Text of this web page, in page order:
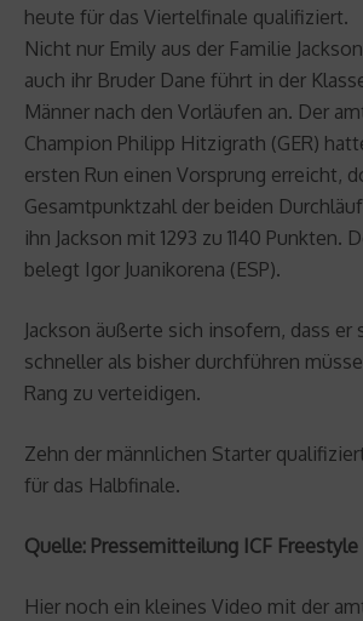
heute für das Viertelfinale qualifiziert.
Nicht nur Emily aus der Familie
auch ihr Bruder Dane führt in der
Männer nach den Vorläufen an. Der
Champion Philipp Hitzigrath (GER)
ersten Run einen Vorsprung erreicht,
Gesamtpunktzahl der beiden
ihn Jackson mit 1293 zu 1140 Punkten.
belegt Igor Juanikorena (ESP).
Jackson äußerte sich insofern, dass er
schneller als bisher durchführen
Rang zu verteidigen.
Zehn der männlichen Starter
für das Halbfinale.
Quelle: Pressemitteilung ICF Freestyle
Hier noch ein kleines Video mit der